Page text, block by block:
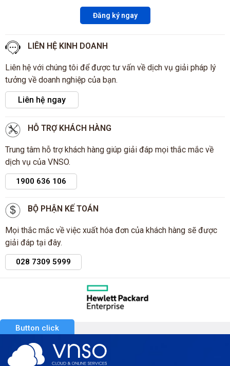
Đăng ký ngay
LIÊN HỆ KINH DOANH
Liên hệ với chúng tôi để được tư vấn về dịch vụ giải pháp lý
tưởng về doanh nghiệp của bạn.
Liên hệ ngay
HỖ TRỢ KHÁCH HÀNG
Trung tâm hỗ trợ khách hàng giúp giải đáp mọi thắc mắc về
dịch vụ của VNSO.
1900 636 106
BỘ PHẬN KẾ TOÁN
Mọi thắc mắc về việc xuất hóa đơn của khách hàng sẽ được
giải đáp tại đây.
028 7309 5999
Button click